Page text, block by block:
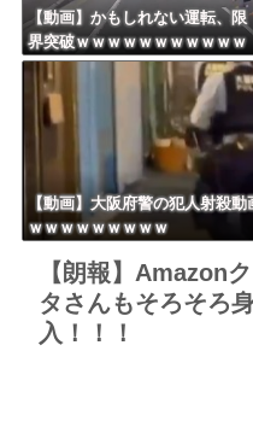
【動画】かもしれない運転、限
界突破ｗｗｗｗｗｗｗｗｗｗｗ
ｗｗｗｗｗｗ
【動画】大阪府警の犯人射殺
ｗｗｗｗｗｗｗｗｗ
【朗報】Amazon
タさんもそろそろ
入！！！